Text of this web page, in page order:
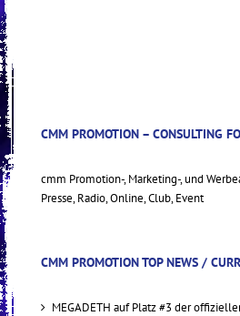
CMM PROMOTION – CONSULTING
cmm Promotion-, Marketing-, und
Presse, Radio, Online, Club, Event
CMM PROMOTION TOP NEWS /
MEGADETH auf Platz #3 der